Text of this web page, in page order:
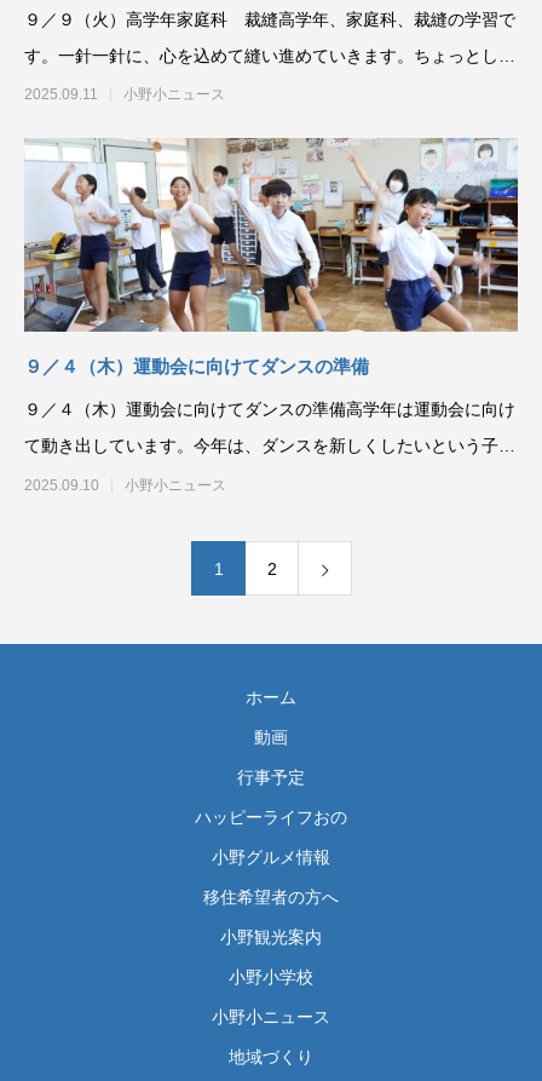
９／９（火）高学年家庭科 裁縫高学年、家庭科、裁縫の学習で
す。一針一針に、心を込めて縫い進めていきます。ちょっとした
布のトラブルも裁縫の
2025.09.11 小野小ニュース
９／４（木）運動会に向けてダンスの準備
９／４（木）運動会に向けてダンスの準備高学年は運動会に向け
て動き出しています。今年は、ダンスを新しくしたいという子ど
もたちの提案で、新た
2025.09.10 小野小ニュース
1 2
ホーム
動画
行事予定
ハッピーライフおの
小野グルメ情報
移住希望者の方へ
小野観光案内
小野小学校
小野小ニュース
地域づくり